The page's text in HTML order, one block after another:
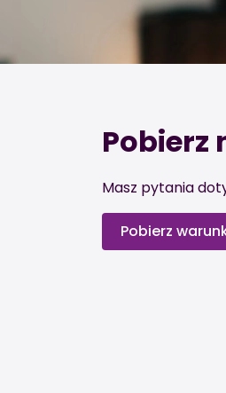
Pobierz
Masz pytania
Pobierz